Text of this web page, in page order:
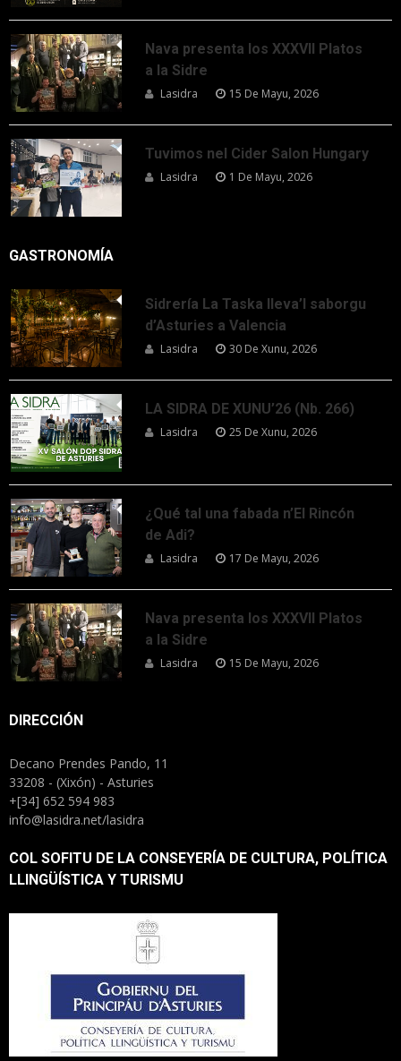
Nava presenta los XXXVII Platos
a la Sidre
Lasidra 15 De Mayu, 2026
Tuvimos nel Cider Salon Hungary
Lasidra 1 De Mayu, 2026
GASTRONOMÍA
Sidrería La Taska lleva’l saborgu
d’Asturies a Valencia
Lasidra 30 De Xunu, 2026
LA SIDRA DE XUNU’26 (Nb. 266)
Lasidra 25 De Xunu, 2026
¿Qué tal una fabada n’El Rincón
de Adi?
Lasidra 17 De Mayu, 2026
Nava presenta los XXXVII Platos
a la Sidre
Lasidra 15 De Mayu, 2026
DIRECCIÓN
Decano Prendes Pando, 11
33208 - (Xixón) - Asturies
+[34] 652 594 983
info@lasidra.net/lasidra
COL SOFITU DE LA CONSEYERÍA DE CULTURA, POLÍTICA
LLINGÜÍSTICA Y TURISMU